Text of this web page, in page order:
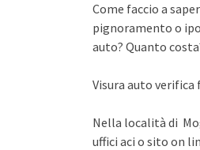
Come faccio a
pignoramento o
auto? Quanto
Visura auto
Nella località di
uffici aci o sito on